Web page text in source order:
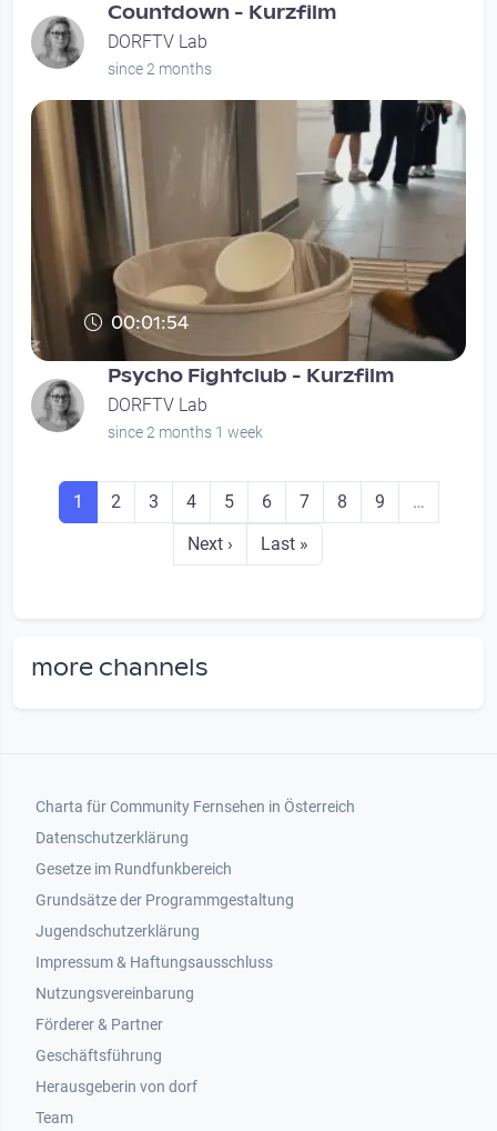
Countdown - Kurzfilm
DORFTV Lab
since 2 months
00:01:54
Psycho Fightclub - Kurzfilm
DORFTV Lab
since 2 months 1 week
Seitennummerierung
Seite
1 Seite
2 Seite
3 Seite
4 Seite
5 Seite
6 Seite
7 Seite
8 Seite
9
…
Next page
Next › Last page
Last »
more channels
Footer 1
Charta für Community Fernsehen in Österreich
Datenschutzerklärung
Gesetze im Rundfunkbereich
Grundsätze der Programmgestaltung
Jugendschutzerklärung
Impressum & Haftungsausschluss
Nutzungsvereinbarung
Footer 2
Förderer & Partner
Geschäftsführung
Herausgeberin von dorf
Team